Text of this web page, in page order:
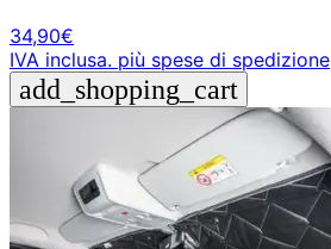
34,90€
IVA inclusa. più spese di spedizione
add_shopping_cart